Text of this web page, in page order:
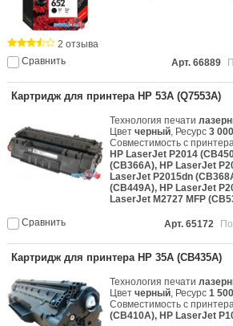
Сравнить
2 отзыва
Арт. 66889
Картридж для принтера HP 53A (Q7553A)
Технология печати
Цветчерный, Ресурс3
Совместимость с
HP LaserJet P2014
(CB366A), HP LaserJet
LaserJet P2015dn
(CB449A), HP LaserJet
LaserJet M2727 MFP
Сравнить Арт. 65172
Картридж для принтера HP 35A (CB435A)
Технология печати
Цветчерный, Ресурс1
Совместимость с
(CB410A), HP LaserJet